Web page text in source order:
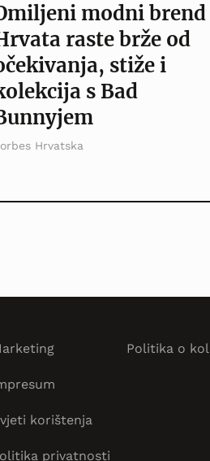
modni brend
raste brže od
stiže i
s Bad
Hrvatska
korištenja
privatnosti
Politika o